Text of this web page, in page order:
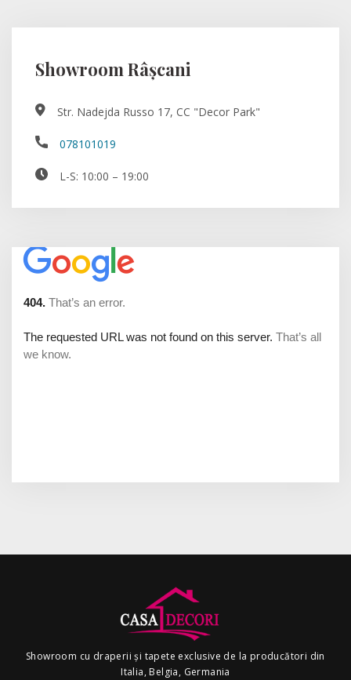
Showroom Râșcani
Str. Nadejda Russo 17, CC "Decor Park"
078101019
L-S: 10:00 – 19:00
Showroom cu draperii și tapete exclusive de la producători din
Italia, Belgia, Germania